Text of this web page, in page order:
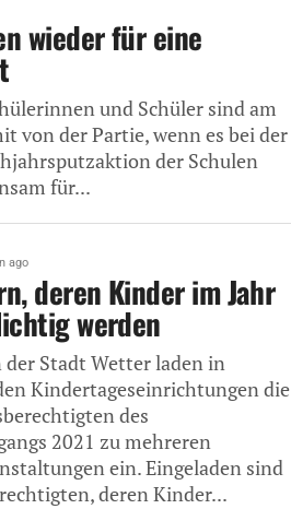
wieder für eine
und Schüler sind am
von der Partie, wenn es bei der
der Schulen
für...
ago
deren Kinder im Jahr
werden
der Stadt Wetter laden in
Kindertageseinrichtungen die
des
2021 zu mehreren
ein. Eingeladen sind
deren Kinder...